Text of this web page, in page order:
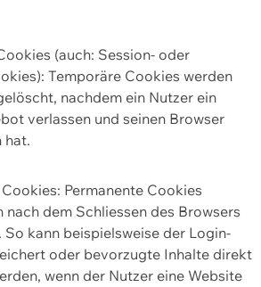
(auch: Session- oder
Temporäre Cookies werden
nachdem ein Nutzer ein
verlassen und seinen Browser
hat.
Permanente Cookies
nach dem Schliessen des Browsers
So kann beispielsweise der Login-
oder bevorzugte Inhalte direkt
wenn der Nutzer eine Website